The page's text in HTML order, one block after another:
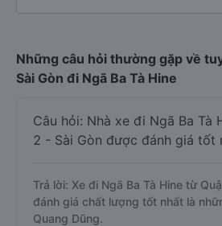
Những câu hỏi thường gặp về
Sài Gòn đi Ngã Ba Tà Hine
Câu hỏi: Nhà xe đi Ngã Ba Tà
2 - Sài Gòn được đánh giá tốt
Trả lời: Xe đi Ngã Ba Tà Hine từ
đánh giá chất lượng tốt nhất là
Quang Dũng.